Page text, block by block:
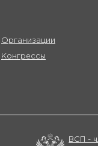
Организации
Конгрессы
ВСП -